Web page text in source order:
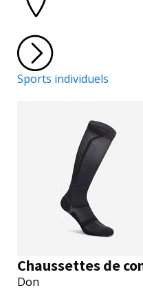
Sports individuels
Chaussettes de
Don